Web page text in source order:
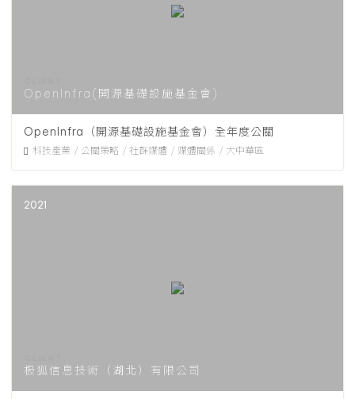
OpenInfra(開源基礎設施基金會)
OpenInfra（開源基礎設施基金會）全年度公關
科技產業 公關策略 社群媒體 媒體關係 大中華區
2021
极狐信息技術（湖北）有限公司